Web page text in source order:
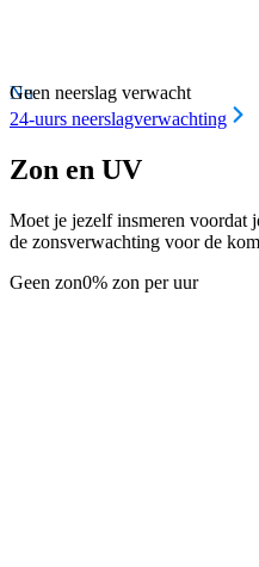
Nu
Geen neerslag verwacht
24-uurs neerslagverwachting
Zon en UV
Moet je jezelf insmeren voordat
de zonsverwachting voor de
Geen zon0% zon per uur